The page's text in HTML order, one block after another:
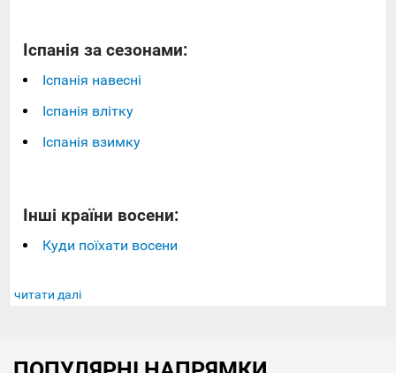
Іспанія за сезонами:
Іспанія навесні
Іспанія влітку
Іспанія взимку
Інші країни восени:
Куди поїхати восени
читати далі